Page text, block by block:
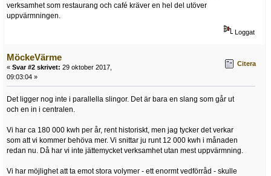
verksamhet som restaurang och café kräver en hel del utöver
uppvärmningen.
Loggat
MöckeVärme
« Svar #2 skrivet: 29 oktober 2017,
09:03:04 »
Citera
Det ligger nog inte i parallella slingor. Det är bara en slang som går ut
och en in i centralen.
Vi har ca 180 000 kwh per år, rent historiskt, men jag tycker det verkar
som att vi kommer behöva mer. Vi snittar ju runt 12 000 kwh i månaden
redan nu. Då har vi inte jättemycket verksamhet utan mest uppvärmning.
Vi har möjlighet att ta emot stora volymer - ett enormt vedförråd - skulle